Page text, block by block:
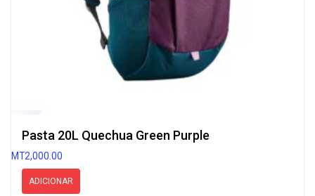
Pasta 20L Quechua Green Purple
MT2,000.00
ADICIONAR